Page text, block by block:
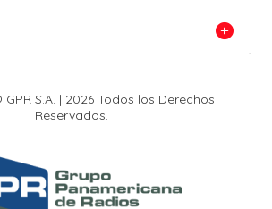
S.A. | 2026 Todos los Derechos
Reservados.